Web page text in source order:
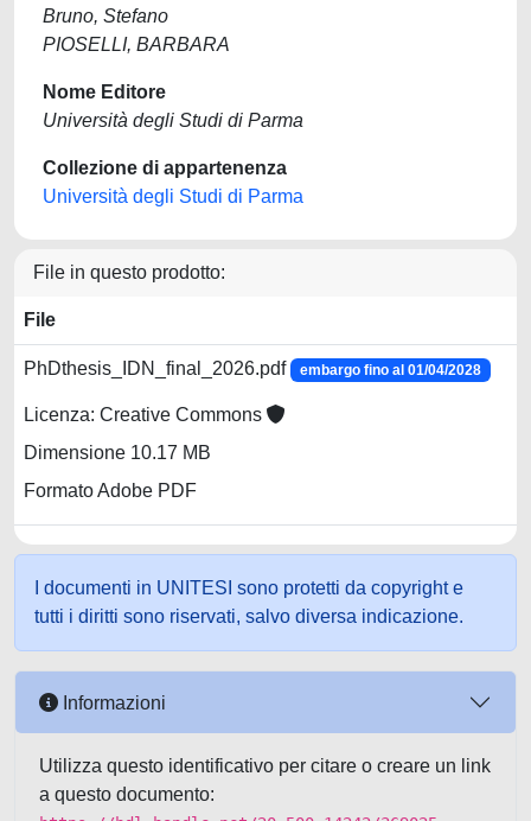
Bruno, Stefano
PIOSELLI, BARBARA
Nome Editore
Università degli Studi di Parma
Collezione di appartenenza
Università degli Studi di Parma
File in questo prodotto:
File
PhDthesis_IDN_final_2026.pdf embargo fino al 01/04/2028
Licenza: Creative Commons
Dimensione 10.17 MB
Formato Adobe PDF
I documenti in UNITESI sono protetti da copyright e
tutti i diritti sono riservati, salvo diversa indicazione.
Informazioni
Utilizza questo identificativo per citare o creare un link
a questo documento: